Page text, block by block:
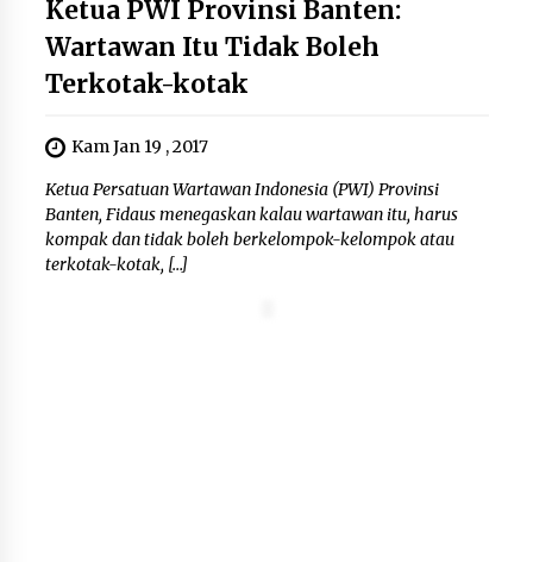
Ketua PWI Provinsi Banten:
Wartawan Itu Tidak Boleh
Terkotak-kotak
Kam Jan 19 , 2017
Ketua Persatuan Wartawan Indonesia (PWI) Provinsi
Banten, Fidaus menegaskan kalau wartawan itu, harus
kompak dan tidak boleh berkelompok-kelompok atau
terkotak-kotak, […]